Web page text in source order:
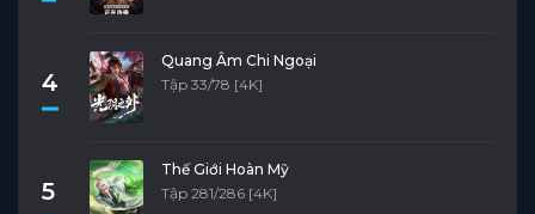
4
Quang Âm Chi Ngoại
Tập 33/78 [4K]
5
Thế Giới Hoàn Mỹ
Tập 281/286 [4K]